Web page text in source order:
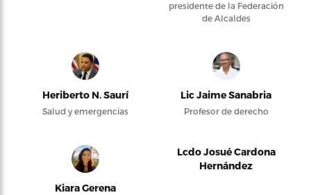
presidente de la Federación
de Alcaldes
Heriberto N. Saurí
Salud y emergencias
Lic Jaime Sanabria
Profesor de derecho
Kiara Gerena
Lcdo Josué Cardona
Hernández